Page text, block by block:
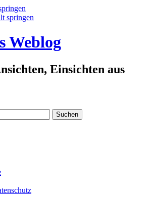
springen
Weblog
Einsichten aus